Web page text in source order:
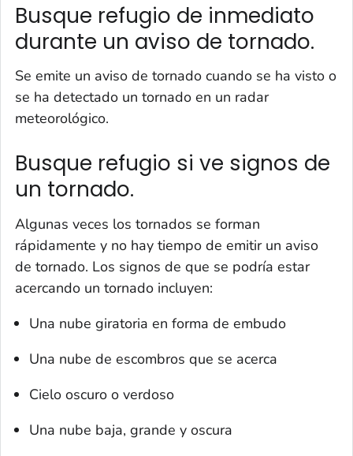
Busque refugio de inmediato
durante un aviso de tornado.
Se emite un aviso de tornado cuando se ha visto o
se ha detectado un tornado en un radar
meteorológico.
Busque refugio si ve signos de
un tornado.
Algunas veces los tornados se forman
rápidamente y no hay tiempo de emitir un aviso
de tornado. Los signos de que se podría estar
acercando un tornado incluyen:
Una nube giratoria en forma de embudo
Una nube de escombros que se acerca
Cielo oscuro o verdoso
Una nube baja, grande y oscura